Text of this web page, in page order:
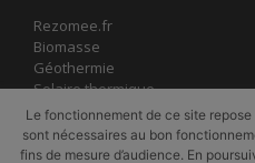
Rezomee.fr
Biomasse
Géothermie
Solaire thermique
Récupération
UVE
PAC
Le fonctionnement de ce site
sont nécessaires au bon
fins de mesure d’audience. En